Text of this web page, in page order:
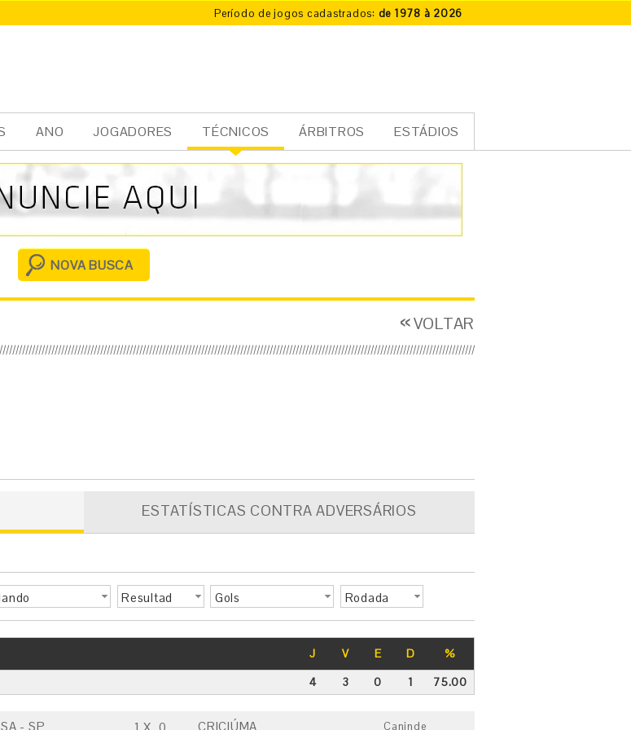
Período de jogos cadastrados: de 1978 à 2026
ANO JOGADORES TÉCNICOS ÁRBITROS ESTÁDIOS
cia
l
NOVA BUSCA
VOLTAR
ESTATÍSTICAS CONTRA ADVERSÁRIOS
Resultad
Gols Rodada
J V E D
%
4
3 0 1 75.00
- SP CRICIÚMA Caninde